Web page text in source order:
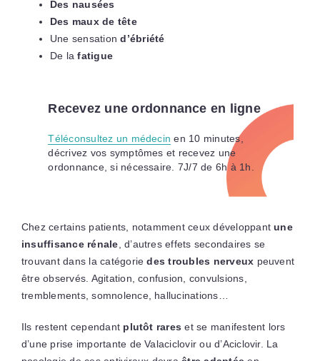
Des nausées
Des maux de tête
Une sensationd’ébriété
De la fatigue
Recevez une ordonnance en ligne
Téléconsultez un médecin en 10 minutes,
décrivez vos symptômes et recevez une
ordonnance, si nécessaire. 7J/7 de 6h à 1h.
Chez certains patients, notamment ceux développantune
insuffisance rénale , d’autres effets secondaires se
trouvant dans la catégoriedes troubles nerveux peuvent
être observés. Agitation, confusion, convulsions,
tremblements, somnolence, hallucinations…
Ils restent cependant plutôt rares et se manifestent lors
d’une prise importante de Valaciclovir ou d’Aciclovir. La